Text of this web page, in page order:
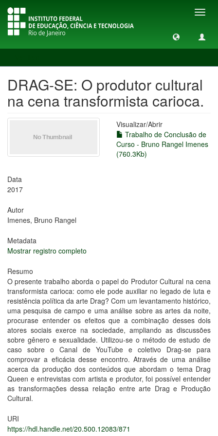
DRAG-SE: O produtor cultural
na cena transformista carioca.
Visualizar/Abrir
Trabalho de Conclusão de
Curso - Bruno Rangel Imenes
(760.3Kb)
Data
2017
Autor
Imenes, Bruno Rangel
Metadata
Mostrar registro completo
Resumo
O presente trabalho aborda o papel do Produtor Cultural na cena
transformista carioca: como ele pode auxiliar no legado de luta e
resistência política da arte Drag? Com um levantamento histórico,
uma pesquisa de campo e uma análise sobre as artes da noite,
procura­se entender os efeitos que a combinação desses dois
atores sociais exerce na sociedade, ampliando as discussões
sobre gênero e sexualidade. Utilizou-­se o método de estudo de
caso sobre o Canal de YouTube e coletivo Drag-se para
comprovar a eficácia desse encontro. Através de uma análise
acerca da produção dos conteúdos que abordam o tema Drag
Queen e entrevistas com artista e produtor, foi possível entender
as transformações dessa relação entre arte Drag e Produção
Cultural.
URI
https://hdl.handle.net/20.500.12083/871